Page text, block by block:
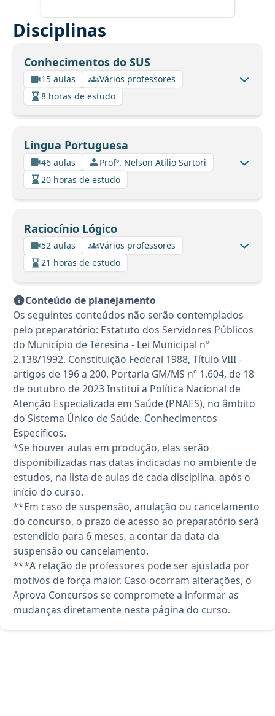
Disciplinas
Conhecimentos do SUS
15 aulas
Vários professores
8 horas de estudo
Língua Portuguesa
46 aulas
Profº. Nelson Atilio Sartori
20 horas de estudo
Raciocínio Lógico
52 aulas
Vários professores
21 horas de estudo
Conteúdo de planejamento
Os seguintes conteúdos não serão contemplados
pelo preparatório: Estatuto dos Servidores Públicos
do Município de Teresina - Lei Municipal nº
2.138/1992. Constituição Federal 1988, Título VIII -
artigos de 196 a 200. Portaria GM/MS nº 1.604, de 18
de outubro de 2023 Institui a Política Nacional de
Atenção Especializada em Saúde (PNAES), no âmbito
do Sistema Único de Saúde. Conhecimentos
Específicos.
*Se houver aulas em produção, elas serão
disponibilizadas nas datas indicadas no ambiente de
estudos, na lista de aulas de cada disciplina, após o
início do curso.
**Em caso de suspensão, anulação ou cancelamento
do concurso, o prazo de acesso ao preparatório será
estendido para 6 meses, a contar da data da
suspensão ou cancelamento.
***A relação de professores pode ser ajustada por
motivos de força maior. Caso ocorram alterações, o
Aprova Concursos se compromete a informar as
mudanças diretamente nesta página do curso.